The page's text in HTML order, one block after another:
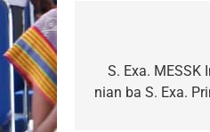
navigation
S. Exa. MESSK
nian ba S. Exa.